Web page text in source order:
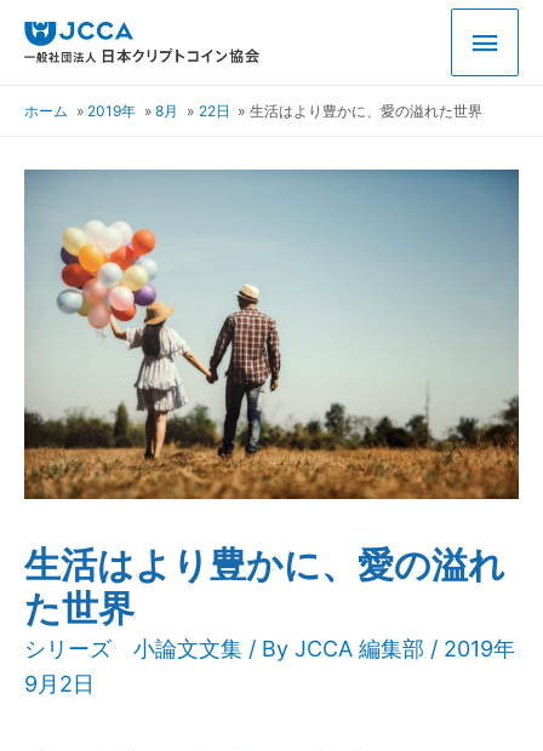
ホーム 2019年 8月 22日 生活はより豊かに、愛の溢れた世界
生活はより豊かに、愛の溢れ
た世界
シリーズ 小論文文集 / By JCCA 編集部 / 2019年
9月2日